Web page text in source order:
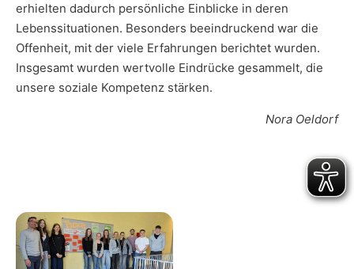
erhielten dadurch persönliche Einblicke in deren
Lebenssituationen. Besonders beeindruckend war die
Offenheit, mit der viele Erfahrungen berichtet wurden.
Insgesamt wurden wertvolle Eindrücke gesammelt, die
unsere soziale Kompetenz stärken.
Nora Oeldorf